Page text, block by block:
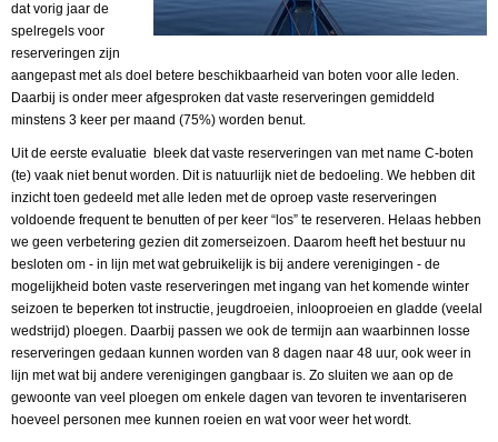
dat vorig jaar de
spelregels voor
reserveringen zijn
aangepast met als doel betere beschikbaarheid van boten voor alle leden.
Daarbij is onder meer afgesproken dat vaste reserveringen gemiddeld
minstens 3 keer per maand (75%) worden benut.
Uit de eerste evaluatie bleek dat vaste reserveringen van met name C-boten
(te) vaak niet benut worden. Dit is natuurlijk niet de bedoeling. We hebben dit
inzicht toen gedeeld met alle leden met de oproep vaste reserveringen
voldoende frequent te benutten of per keer “los” te reserveren. Helaas hebben
we geen verbetering gezien dit zomerseizoen. Daarom heeft het bestuur nu
besloten om - in lijn met wat gebruikelijk is bij andere verenigingen - de
mogelijkheid boten vaste reserveringen met ingang van het komende winter
seizoen te beperken tot instructie, jeugdroeien, inlooproeien en gladde (veelal
wedstrijd) ploegen. Daarbij passen we ook de termijn aan waarbinnen losse
reserveringen gedaan kunnen worden van 8 dagen naar 48 uur, ook weer in
lijn met wat bij andere verenigingen gangbaar is. Zo sluiten we aan op de
gewoonte van veel ploegen om enkele dagen van tevoren te inventariseren
hoeveel personen mee kunnen roeien en wat voor weer het wordt.